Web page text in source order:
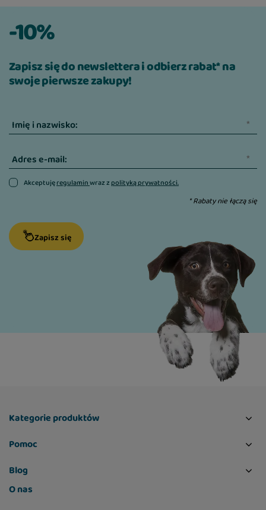
-10%
Zapisz się do newslettera i odbierz rabat* na
swoje pierwsze zakupy!
Imię i nazwisko:
Adres e-mail:
Akceptujęregulaminwraz zpolityką prywatności.
* Rabaty nie łączą się
Zapisz się
Kategorie produktów
Pomoc
Blog
O nas